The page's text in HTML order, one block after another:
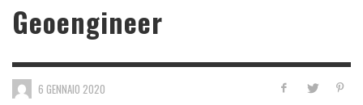
Geoengineer
6 GENNAIO 2020